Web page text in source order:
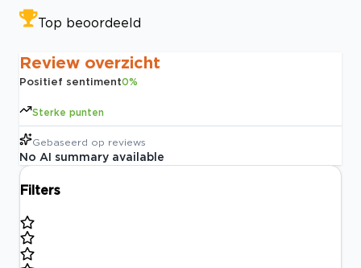
Top beoordeeld
Review overzicht
Positief sentiment0%
Sterke punten
Gebaseerd op reviews
No AI summary available
Filters